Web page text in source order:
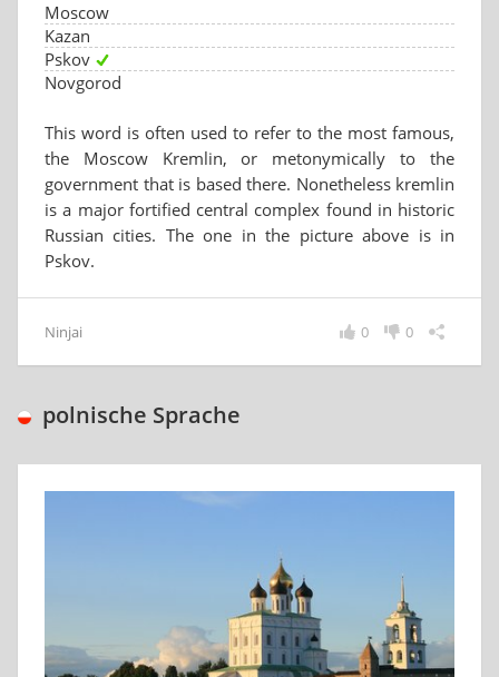
Moscow
Kazan
Pskov
Novgorod
This word is often used to refer to the most famous,
the Moscow Kremlin, or metonymically to the
government that is based there. Nonetheless kremlin
is a major fortified central complex found in historic
Russian cities. The one in the picture above is in
Pskov.
Ninjai 0
0
polnische Sprache